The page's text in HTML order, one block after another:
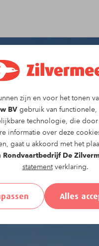
zijn en voor het tonen
BV gebruik van functionele,
technologie, die door
informatie over deze
gaat u akkoord met het
Rondvaartbedrijf De
statementverklaring.
Alles